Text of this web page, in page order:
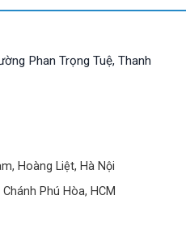
trình khuyến mãi, ưu đãi
để được hỗ trợ kịp thời!
phẩm tương tự tại:
Phan Trọng Tuệ, Thanh
Hoàng Liệt, Hà Nội
Chánh Phú Hòa, HCM